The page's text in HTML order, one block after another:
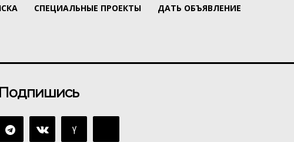
СПЕЦИАЛЬНЫЕ ПРОЕКТЫ ДАТЬ ОБЪЯВЛЕНИЕ
Подпишись